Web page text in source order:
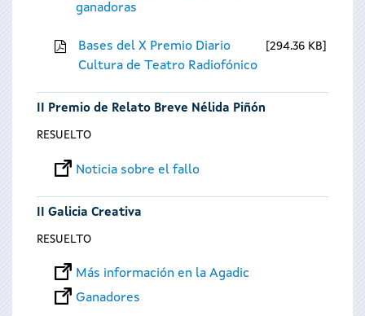
ganadoras
Bases del X Premio Diario
Cultura de Teatro Radiofónico
294.36 KB
II Premio de Relato Breve Nélida Piñón
RESUELTO
Noticia sobre el fallo
II Galicia Creativa
RESUELTO
Más información en la Agadic
Ganadores